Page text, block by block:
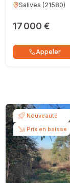
Salives (21580)
17 000 €
Appeler
Nouveauté
Prix en baisse